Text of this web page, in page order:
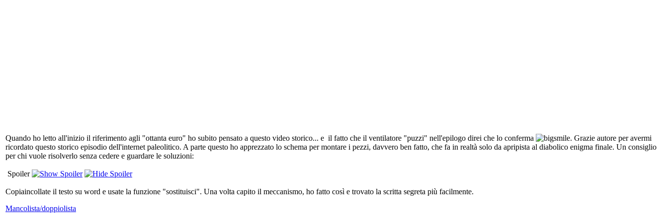
Quando ho letto all'inizio il riferimento agli "ottanta euro" ho subito pensato a questo video storico... e il fatto che il ventilatore "puzzi" nell'epilogo direi che lo conferma
. Grazie autore per avermi
ricordato questo storico episodio dell'internet paleolitico. A parte questo ho apprezzato lo schema per montare i pezzi, davvero ben fatto, che fa in realtà solo da apripista al diabolico enigma finale. Un consiglio
per chi vuole risolverlo senza cedere e guardare le soluzioni:
Spoiler
Copiaincollate il testo su word e usate la funzione "sostituisci". Una volta capito il meccanismo, ho fatto così e trovato la scritta segreta più facilmente.
Mancolista/doppiolista